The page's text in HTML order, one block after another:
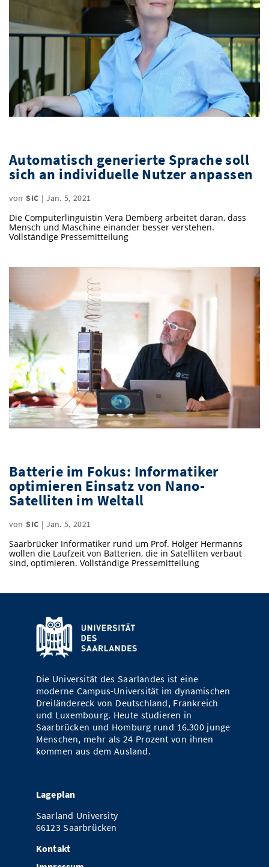
Automatisch generierte Sprache soll
sich an individuelle Nutzer anpassen
vonSIC| Jan. 5, 2021
Die Computerlinguistin Vera Demberg arbeitet daran, dass
Mensch und Maschine einander besser verstehen.
Vollständige Pressemitteilung
Batterie im Fokus: Informatiker
optimieren Einsatz von Nano-
Satelliten im Weltall
vonSIC| Jan. 5, 2021
Saarbrücker Informatiker rund um Prof. Holger Hermanns
wollen die Laufzeit von Batterien, die in Satelliten verbaut
sind, optimieren. Vollständige Pressemitteilung
Die Universität des Saarlandes ist eine
moderne Campus-Universität im dynamischen
Dreiländereck von Deutschland, Frankreich
und Luxembourg. Heute studieren in
Saarbrücken und Homburg rund 16.300 junge
Menschen, mehr als 24 Prozent von ihnen
kommen aus dem Ausland.
Lageplan
Saarland University
66123 Saarbrücken
Kontakt